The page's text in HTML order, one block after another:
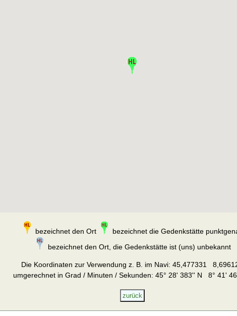
bezeichnet den Ort
bezeichnet die Gedenkstätte
bezeichnet den Ort, die Gedenkstätte ist (uns) unbekannt
Die Koordinaten zur Verwendung z. B. im Navi: 45,477331
umgerechnet in Grad / Minuten / Sekunden: 45° 28' 383'' N 8° 41'